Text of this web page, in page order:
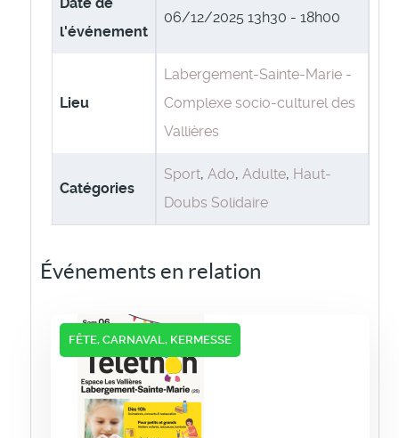
l'événement
06/12/2025 13h30 - 18h00
Lieu
Labergement-Sainte-Marie -
Complexe socio-culturel des
Vallières
Catégories
Sport, Ado, Adulte, Haut-
Doubs Solidaire
Événements en relation
FÊTE, CARNAVAL, KERMESSE